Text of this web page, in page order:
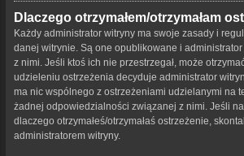
Dlaczego otrzymałem/otrzymałam
Każdy administrator witryny ma swoje zasady i
danej witrynie. Są one opublikowane i
z nimi. Jeśli ktoś ich nie przestrzegał, może
udzieleniu ostrzeżenia decyduje administrator
ma nic wspólnego z ostrzeżeniami udzielanymi na
żadnej odpowiedzialności związanej z nimi. Jeśli
dlaczego otrzymałeś/otrzymałaś ostrzeżenie,
administratorem witryny.